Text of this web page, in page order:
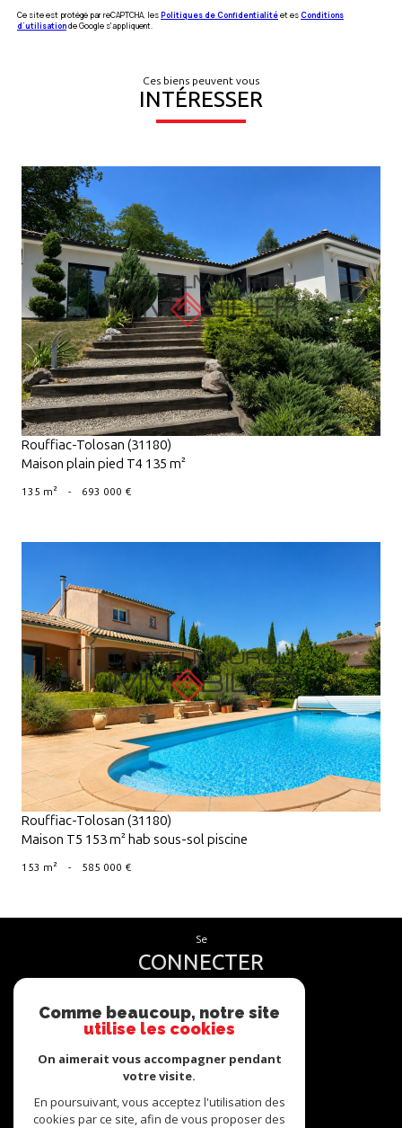
Ce site est protégé par reCAPTCHA, lesPolitiques de Confidentialitéet esConditions
d'utilisationde Google s'appliquent.
Ces biens peuvent vous
INTÉRESSER
VOIR LE BIEN
Rouffiac-Tolosan (31180)
Maison plain pied T4 135 m²
135 m² - 693 000 €
VOIR LE BIEN
Rouffiac-Tolosan (31180)
Maison T5 153 m² hab sous-sol piscine
153 m² - 585 000 €
se
CONNECTER
SUIVRE
Comme beaucoup, notre site
utilise les cookies
On aimerait vous accompagner pendant
votre visite.
En poursuivant, vous acceptez l'utilisation des
cookies par ce site, afin de vous proposer des